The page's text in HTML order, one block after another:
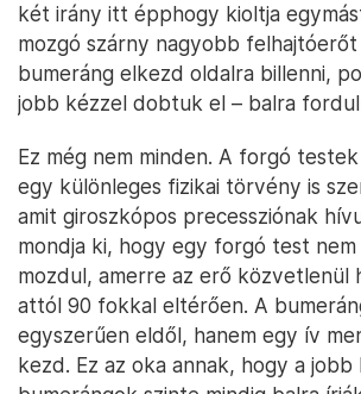
két irány itt épphogy kioltja
mozgó szárny nagyobb
bumeráng elkezd oldalra billenni,
jobb kézzel dobtuk el – balra
Ez még nem minden. A forgó
egy különleges fizikai törvény is
amit giroszkópos precessziónak
mondja ki, hogy egy forgó test
mozdul, amerre az erő közvetlenül
attól 90 fokkal eltérően. A
egyszerűen eldől, hanem egy ív
kezd. Ez az oka annak, hogy a